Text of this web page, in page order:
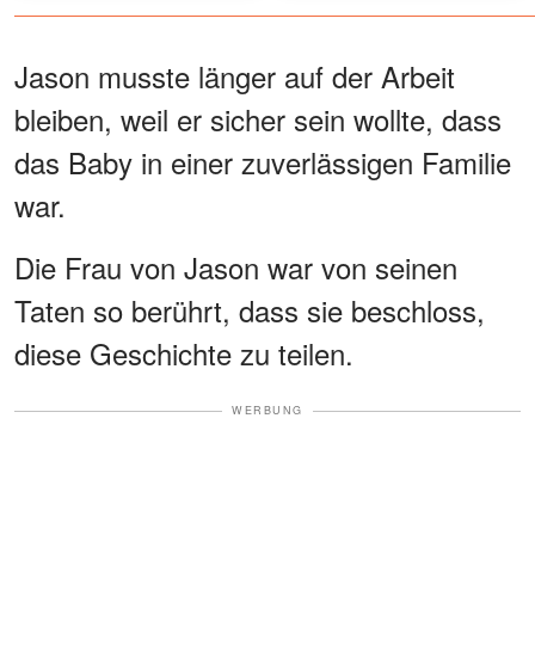
zusammen
Jason musste länger auf der Arbeit
bleiben, weil er sicher sein wollte, dass
das Baby in einer zuverlässigen Familie
war.
Die Frau von Jason war von seinen
Taten so berührt, dass sie beschloss,
diese Geschichte zu teilen.
WERBUNG